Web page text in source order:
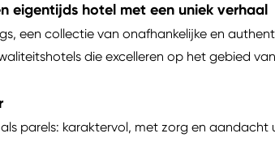
eigentijds hotel met een uniek verhaal
een collectie van onafhankelijke en
die excelleren op het gebied
als parels: karaktervol, met zorg en